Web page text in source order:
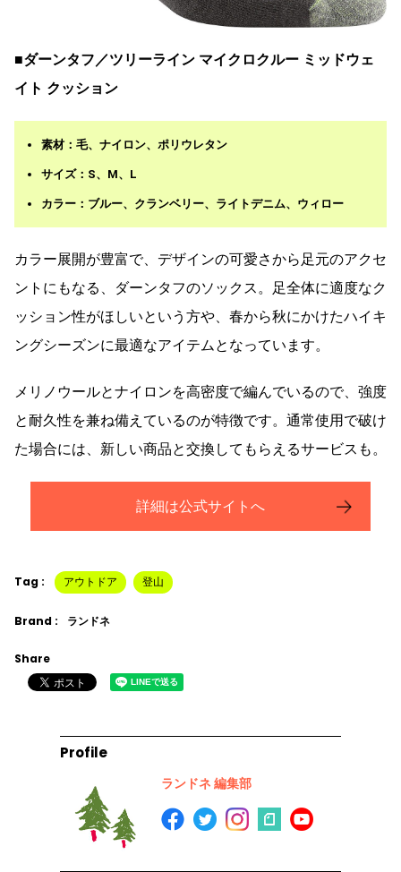
■ダーンタフ／ツリーライン マイクロクルー ミッドウェ
イト クッション
素材：毛、ナイロン、ポリウレタン
サイズ：S、M、L
カラー：ブルー、クランベリー、ライトデニム、ウィロー
カラー展開が豊富で、デザインの可愛さから足元のアクセ
ントにもなる、ダーンタフのソックス。足全体に適度なク
ッション性がほしいという方や、春から秋にかけたハイキ
ングシーズンに最適なアイテムとなっています。
メリノウールとナイロンを高密度で編んでいるので、強度
と耐久性を兼ね備えているのが特徴です。通常使用で破け
た場合には、新しい商品と交換してもらえるサービスも。
詳細は公式サイトへ
Tag : アウトドア 登山
Brand : ランドネ
Share
Profile
ランドネ 編集部